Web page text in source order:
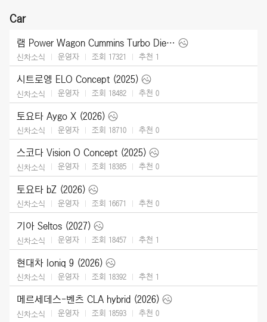
Car
램 Power Wagon Cummins Turbo Diesel (2027)
신차소식 운영자 조회 17321 추천 1
시트로엥 ELO Concept (2025)
신차소식 운영자 조회 18482 추천 0
토요타 Aygo X (2026)
신차소식 운영자 조회 18710 추천 0
스코다 Vision O Concept (2025)
신차소식 운영자 조회 18385 추천 0
토요타 bZ (2026)
신차소식 운영자 조회 16671 추천 0
기아 Seltos (2027)
신차소식 운영자 조회 18457 추천 1
현대차 Ioniq 9 (2026)
신차소식 운영자 조회 18392 추천 1
메르세데스-벤츠 CLA hybrid (2026)
신차소식 운영자 조회 18593 추천 0